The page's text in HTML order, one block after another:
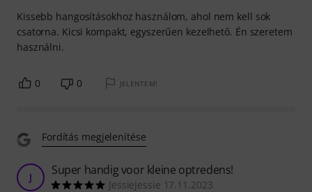
Kissebb hangosításokhoz használom, ahol nem kell sok
csatorna. Kicsi kompakt, egyszerűen kezelhető. Én szeretem
használni.
0 0 JELENTEM!
Fordítás megjelenítése
J Super handig voor kleine optredens!
JessieJessie 17.11.2023